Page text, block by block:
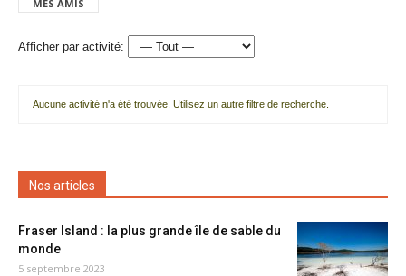
MES AMIS
Afficher par activité:
Aucune activité n'a été trouvée. Utilisez un autre filtre de recherche.
Nos articles
Fraser Island : la plus grande île de sable du
monde
5 septembre 2023